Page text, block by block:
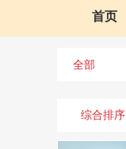
首页
全部
综合排序